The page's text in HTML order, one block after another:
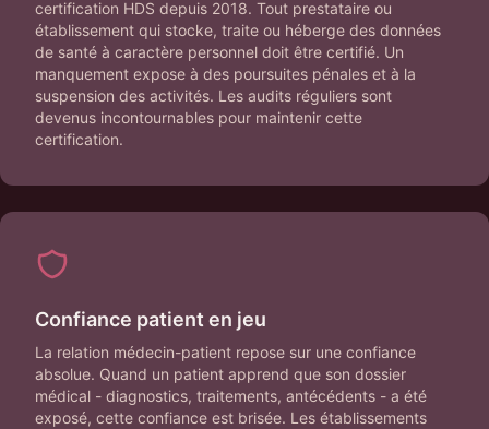
certification HDS depuis 2018. Tout prestataire ou
établissement qui stocke, traite ou héberge des données
de santé à caractère personnel doit être certifié. Un
manquement expose à des poursuites pénales et à la
suspension des activités. Les audits réguliers sont
devenus incontournables pour maintenir cette
certification.
Confiance patient en jeu
La relation médecin-patient repose sur une confiance
absolue. Quand un patient apprend que son dossier
médical - diagnostics, traitements, antécédents - a été
exposé, cette confiance est brisée. Les établissements